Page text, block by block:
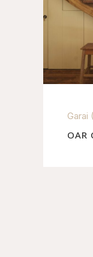
Garai
OAR